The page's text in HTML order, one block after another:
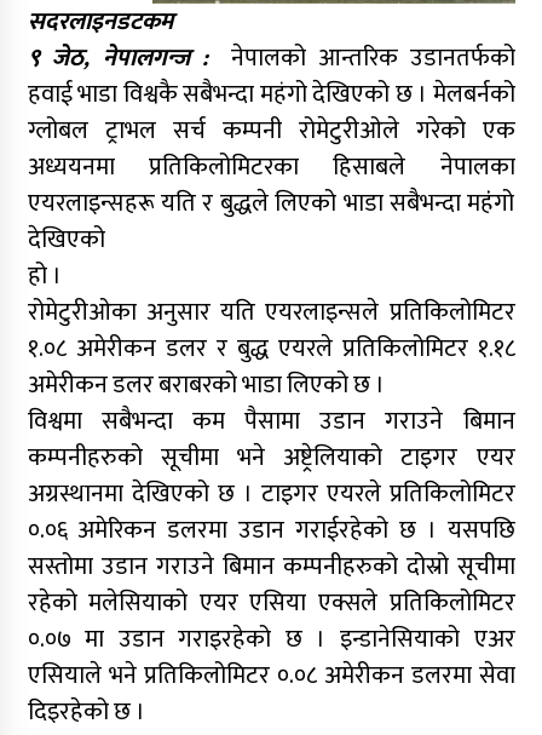
सदरलाइनडटकम
९ जेठ, नेपालगन्ज :नेपालको आन्तरिक उडानतर्फको
हवाई भाडा विश्वकै सबैभन्दा महंगो देखिएको छ । मेलबर्नको
ग्लोबल ट्राभल सर्च कम्पनी रोमेटुरीओले गरेको एक
अध्ययनमा प्रतिकिलोमिटरका हिसाबले नेपालका
एयरलाइन्सहरू यति र बुद्धले लिएको भाडा सबैभन्दा महंंगो
देखिएको
हो ।
रोमेटुरीओका अनुसार यति एयरलाइन्सले प्रतिकिलोमिटर
१.०८ अमेरीकन डलर र बुद्ध एयरले प्रतिकिलोमिटर १.१८
अमेरीकन डलर बराबरको भाडा लिएको छ ।
विश्वमा सबैभन्दा कम पैसामा उडान गराउने बिमान
कम्पनीहरुको सूचीमा भने अष्ट्रेलियाको टाइगर एयर
अग्रस्थानमा देखिएको छ । टाइगर एयरले प्रतिकिलोमिटर
०.०६ अमेरिकन डलरमा उडान गराईरहेको छ । यसपछि
सस्तोमा उडान गराउने बिमान कम्पनीहरुको दोस्रो सूचीमा
रहेको मलेसियाको एयर एसिया एक्सले प्रतिकिलोमिटर
०.०७ मा उडान गराइरहेको छ । इन्डानेसियाको एअर
एसियाले भने प्रतिकिलोमिटर ०.०८ अमेरीकन डलरमा सेवा
दिइरहेको छ ।